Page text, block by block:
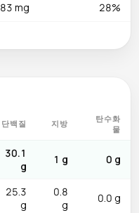
83 mg 28%
단백질 지방
탄수화
물
30.1
g
1 g 0 g
25.3
g
0.8
g
0.0 g